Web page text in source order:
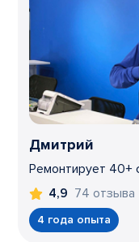
Дмитрий
Ремонтирует 40+
4,9 74 отзыва
4 года опыта